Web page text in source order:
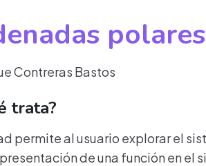
polares
Contreras Bastos
trata?
permite al usuario explorar el
de una función en el